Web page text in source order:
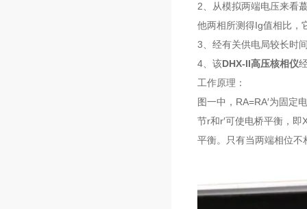
2、从模拟两端电压来看
他两相所测得Ig值相比，
3、经有关供电局较长时
4、该DHX-II高压核相仪
工作原理：
图一中，RA=RA′为固定
节r和r′可使电桥平衡，
平衡。只有当两端相位